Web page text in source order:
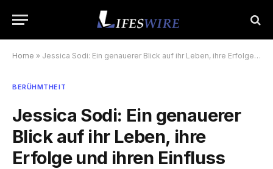
Home » Jessica Sodi: Ein genauerer Blick auf ihr Leben, ihre Erfolge und ihren Einfluss
BERÜHMTHEIT
Jessica Sodi: Ein genauerer
Blick auf ihr Leben, ihre
Erfolge und ihren Einfluss